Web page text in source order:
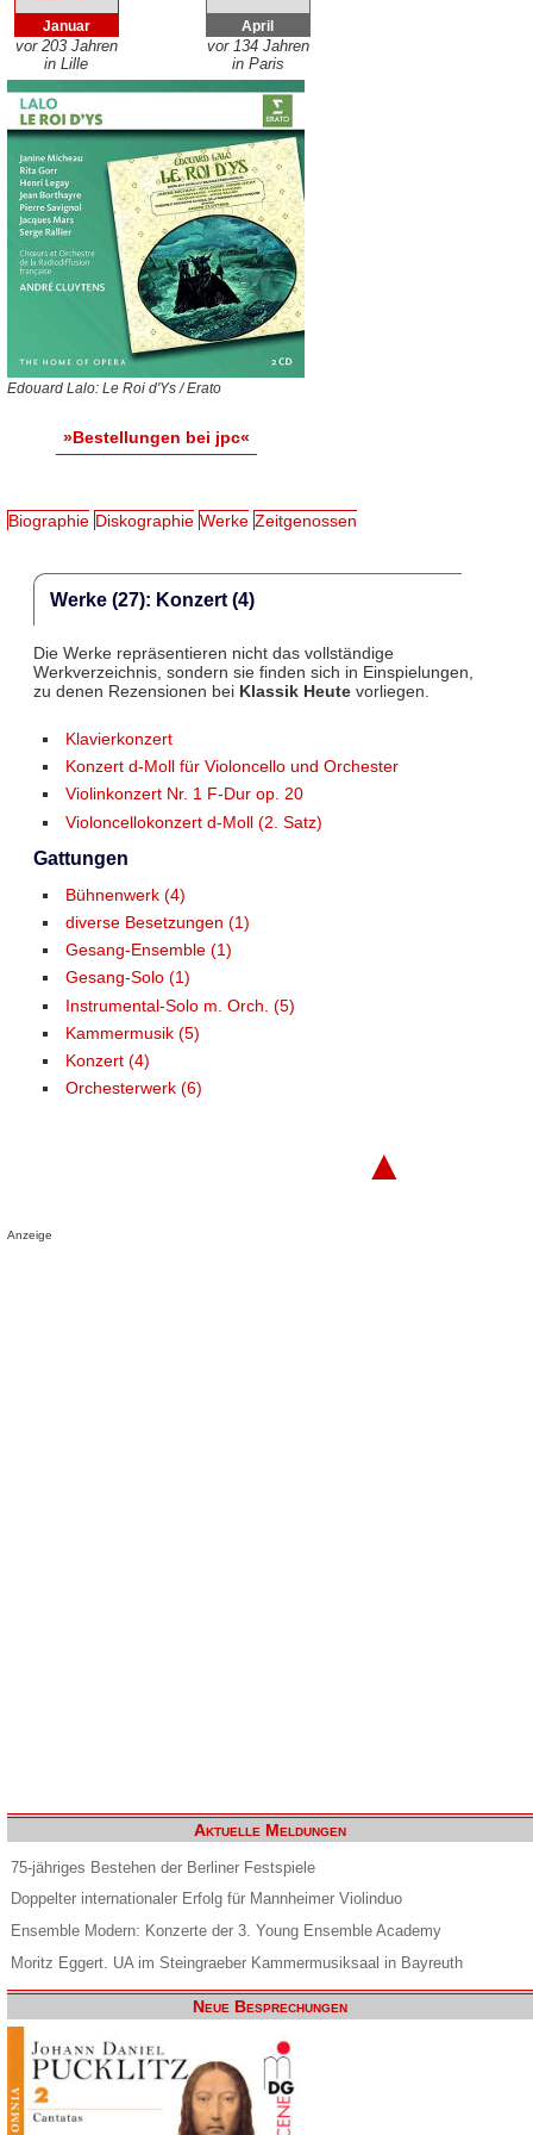
Januar
vor 203 Jahren
in Lille
April
vor 134 Jahren
in Paris
Edouard Lalo: Le Roi d'Ys / Erato
»Bestellungen bei jpc«
Biographie Diskographie Werke Zeitgenossen
Werke (27): Konzert (4)
Die Werke repräsentieren nicht das vollständige
Werkverzeichnis, sondern sie finden sich in Einspielungen,
zu denen Rezensionen bei Klassik Heutevorliegen.
Klavierkonzert
Konzert d-Moll für Violoncello und Orchester
Violinkonzert Nr. 1 F-Dur op. 20
Violoncellokonzert d-Moll (2. Satz)
Gattungen
Bühnenwerk (4)
diverse Besetzungen (1)
Gesang-Ensemble (1)
Gesang-Solo (1)
Instrumental-Solo m. Orch. (5)
Kammermusik (5)
Konzert (4)
Orchesterwerk (6)
▲
Anzeige
Aktuelle Meldungen
75-jähriges Bestehen der Berliner Festspiele
Doppelter internationaler Erfolg für Mannheimer Violinduo
Ensemble Modern: Konzerte der 3. Young Ensemble Academy
Moritz Eggert. UA im Steingraeber Kammermusiksaal in Bayreuth
Neue Besprechungen